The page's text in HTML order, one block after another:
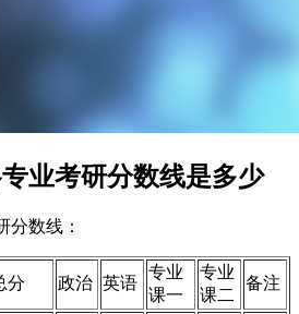
业考研分数线是多少
分数线：
分 政治 英语
专业
课一
专业
课二
备注